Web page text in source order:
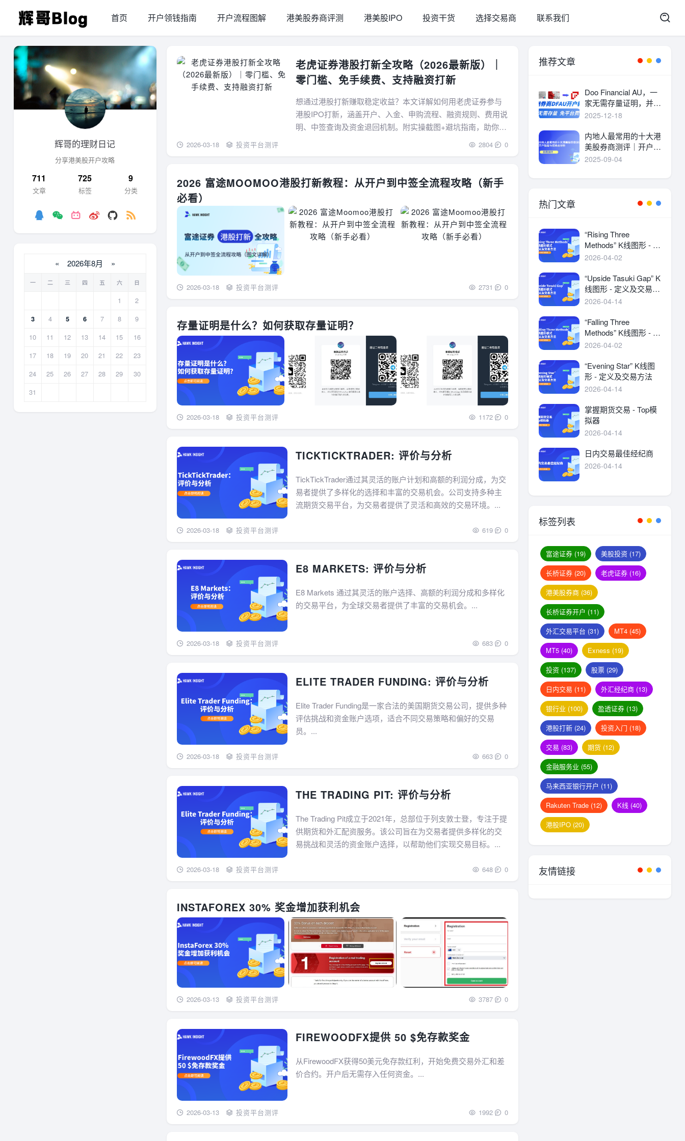
首页 开户领钱指南 开户流程图解 港美股券商评测 港美股IPO 投资干货 选择交易商 联系我们
老虎证券港股打新全攻略（2026最新版）｜
零门槛、免手续费、支持融资打新
想通过港股打新赚取稳定收益？本文详解如何用老虎证券参与
港股IPO打新，涵盖开户、入金、申购流程、融资规则、费用说
明、中签查询及资金退回机制。附实操截图+避坑指南，助你轻
2026-03-18 投资平台测评 2804 0
2026 富途MOOMOO港股打新教程：从开户到中签全流程攻略（新手
必看）
2026-03-18 投资平台测评 2731 0
存量证明是什么？如何获取存量证明？
2026-03-18 投资平台测评 1172 0
TICKTICKTRADER: 评价与分析
TickTickTrader通过其灵活的账户计划和高额的利润分成，为交
易者提供了多样化的选择和丰富的交易机会。公司支持多种主
流期货交易平台，为交易者提供了灵活和高效的交易环境。...
2026-03-18 投资平台测评 619 0
E8 MARKETS: 评价与分析
E8 Markets 通过其灵活的账户选择、高额的利润分成和多样化
的交易平台，为全球交易者提供了丰富的交易机会。...
2026-03-18 投资平台测评 683 0
ELITE TRADER FUNDING: 评价与分析
Elite Trader Funding是一家合法的美国期货交易公司，提供多种
评估挑战和资金账户选项，适合不同交易策略和偏好的交易
员。...
2026-03-18 投资平台测评 663 0
THE TRADING PIT: 评价与分析
The Trading Pit成立于2021年，总部位于列支敦士登，专注于提
供期货和外汇配资服务。该公司旨在为交易者提供多样化的交
易挑战和灵活的资金账户选择，以帮助他们实现交易目标。...
2026-03-18 投资平台测评 648 0
INSTAFOREX 30% 奖金增加获利机会
2026-03-13 投资平台测评 3787 0
FIREWOODFX提供 50 $免存款奖金
从FirewoodFX获得50美元免存款红利，开始免费交易外汇和差
价合约。开户后无需存入任何资金。...
2026-03-13 投资平台测评 1992 0
辉哥的理财日记
分享港美股开户攻略
711
文章
725
标签
9
分类
« 2026年8月 »
一 二 三 四 五 六 日
1 2
3 4 5 6 7 8
9
10
11 12 13 14 15
16
17
18 19 20 21 22
23
24
25 26 27 28 29
30
31
推荐文章
Doo Financial AU，一
家无需存量证明，并且
港美股终身免平台费的
2025-12-18
内地人最常用的十大港
美股券商测评｜开户指
南与优缺点分析
2025-09-04
热门文章
“Rising Three
Methods” K线图形 - 定
义及交易方法
2026-04-02
“Upside Tasuki Gap” K
线图形 - 定义及交易方
法
2026-04-14
“Falling Three
Methods” K线图形 - 定
义及交易方法
2026-04-02
“Evening Star” K线图
形 - 定义及交易方法
2026-04-14
掌握期货交易 - Top模
拟器
2026-04-14
日内交易最佳经纪商
2026-04-14
标签列表
富途证券 (19) 美股投资 (17)
长桥证券 (20) 老虎证券 (16)
港美股券商 (36)
长桥证券开户 (11)
外汇交易平台 (31) MT4 (45)
MT5 (40) Exness (19)
投资 (137) 股票 (29)
日内交易 (11) 外汇经纪商 (13)
银行业 (100) 盈透证券 (13)
港股打新 (24) 投资入门 (18)
交易 (83) 期货 (12)
金融服务业 (55)
马来西亚银行开户 (11)
Rakuten Trade (12) K线 (40)
港股IPO (20)
友情链接